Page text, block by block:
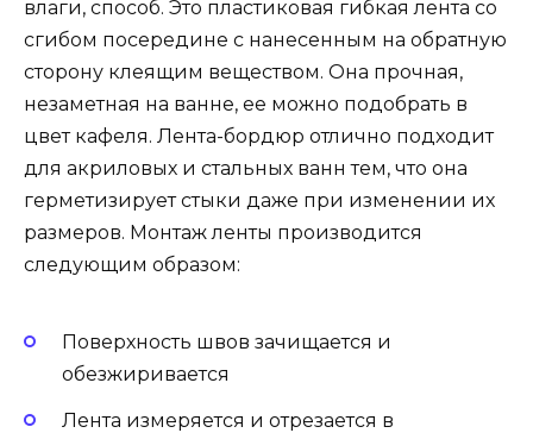
влаги, способ. Это пластиковая гибкая лента со
сгибом посередине с нанесенным на обратную
сторону клеящим веществом. Она прочная,
незаметная на ванне, ее можно подобрать в
цвет кафеля. Лента-бордюр отлично подходит
для акриловых и стальных ванн тем, что она
герметизирует стыки даже при изменении их
размеров. Монтаж ленты производится
следующим образом:
Поверхность швов зачищается и
обезжиривается
Лента измеряется и отрезается в